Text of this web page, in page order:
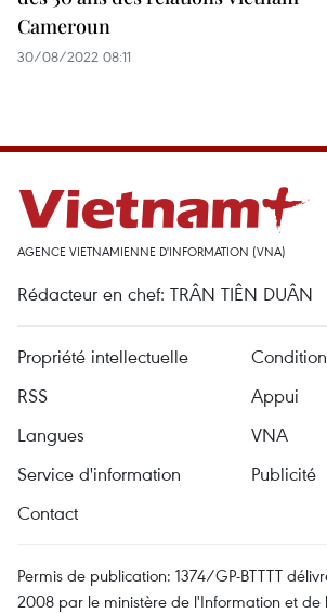
Cameroun
30/08/2022 08:11
AGENCE VIETNAMIENNE D'INFORMATION (VNA)
Rédacteur en chef: TRÂN TIÊN DUÂN
Propriété intellectuelle
RSS
Appui
Langues
VNA
Service d'information
Publicité
Contact
Permis de publication: 1374/GP-BTTTT
2008 par le ministère de l'Information et de